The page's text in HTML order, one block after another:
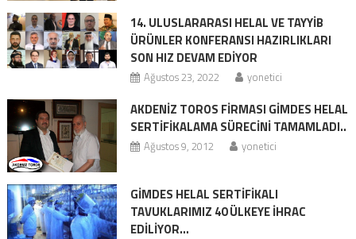
14. ULUSLARARASI HELAL VE TAYYIB
ÜRÜNLER KONFERANSI HAZIRLIKLARI
SON HIZ DEVAM EDIYOR
Ağustos 23, 2022 yonetici
AKDENİZ TOROS FİRMASI GİMDES HELAL
SERTİFİKALAMA SÜRECİNİ TAMAMLADI..
Ağustos 9, 2012 yonetici
GİMDES HELAL SERTİFİKALI
TAVUKLARIMIZ 40 ÜLKEYE İHRAC
EDİLİYOR…